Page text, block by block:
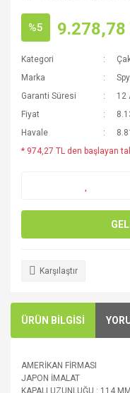
%5 9.278,78
Kategori
Marka
Garanti Süresi
12
Fiyat
Havale
* 974,27 TL den başlayan
Karşılaştır
ÜRÜN BİLGİSİ
AMERİKAN FİRMASI
JAPON İMALAT
KAPALI UZUNLUĞU : 114 MM